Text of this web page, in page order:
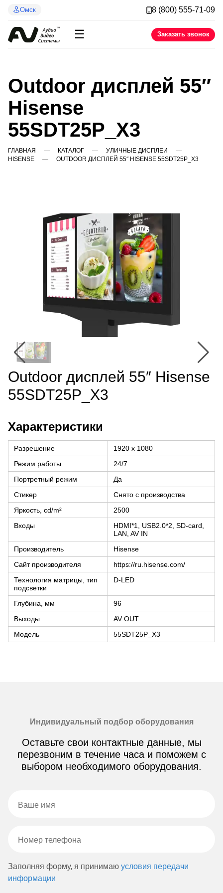
Омск 8 (800) 555-71-09
☰ Заказать звонок
Outdoor дисплей 55″
Hisense
55SDT25P_X3
ГЛАВНАЯ КАТАЛОГ
УЛИЧНЫЕ ДИСПЛЕИ
HISENSE
OUTDOOR ДИСПЛЕЙ 55″ HISENSE 55SDT25P_X3
Outdoor дисплей 55″ Hisense
55SDT25P_X3
Характеристики
Разрешение
1920 x 1080
Режим работы
24/7
Портретный режим
Да
Стикер
Снято с производства
Яркость, cd/m²
2500
Входы
HDMI*1, USB2.0*2, SD-card,
LAN, AV IN
Производитель
Hisense
Сайт производителя
https://ru.hisense.com/
Технология матрицы, тип
подсветки
D-LED
Глубина, мм
96
Выходы
AV OUT
Модель
55SDT25P_X3
Индивидуальный подбор оборудования
Оставьте свои контактные данные, мы
перезвоним в течение часа и поможем с
выбором необходимого оборудования.
Заполняя форму, я принимаю условия передачи
информации